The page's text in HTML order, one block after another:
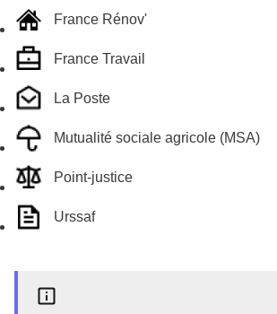
France Rénov'
France Travail
La Poste
Mutualité sociale agricole (MSA)
Point-justice
Urssaf